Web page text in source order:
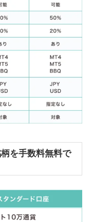
を手数料無料で